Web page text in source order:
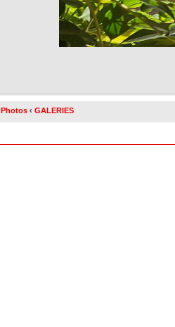
Photos ‹ GALERIES